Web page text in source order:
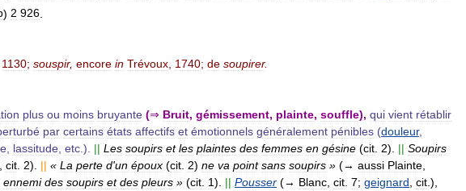
) 2 926
1130; souspir, encore in Trévoux 1740; de soupirer.
plus ou moins bruyante (⇒ Bruit, gémissement, plainte, souffle), qui vient rétablir
par certains états affectifs et émotionnels généralement pénibles (douleur,
lassitude etc .). || Les soupirs et les plaintes des femmes en gésine (cit 2). || Soupirs
cit 2). || « La perte d'un époux (cit 2) ne va point sans soupirs » (→ aussi Plainte
ennemi des soupirs et des pleurs » (cit 1). || Pousser (→ Blanc cit 7; geignard cit .),